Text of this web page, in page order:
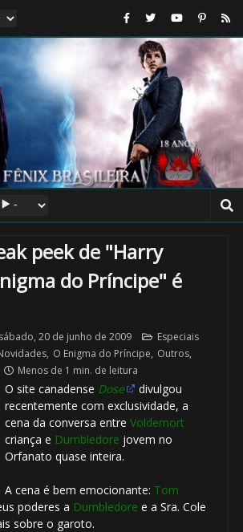
peek de "Harry
do Príncipe" é
sábado, 20 de junho de 2009
Especiais
, O Enigma do Príncipe, Outros,
Menos de 1 min. de leitura
O site canadense Dose
divulgou
recentemente com exclusividade, a
cena da conversa entre Voldemort
criança e Dumbledore jovem no
Orfanato quase inteira.
A cena é bem emocionante: Tom
poderes a Dumbledore e a Sra. Cole
sobre o garoto.